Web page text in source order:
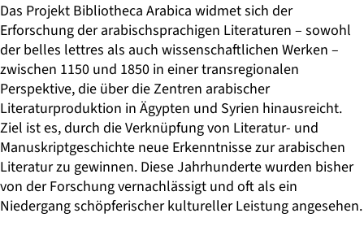
Das Projekt Bibliotheca Arabica widmet sich der
Erforschung der arabischsprachigen Literaturen – sowohl
der belles lettres als auch wissenschaftlichen Werken –
zwischen 1150 und 1850 in einer transregionalen
Perspektive, die über die Zentren arabischer
Literaturproduktion in Ägypten und Syrien hinausreicht.
Ziel ist es, durch die Verknüpfung von Literatur- und
Manuskriptgeschichte neue Erkenntnisse zur arabischen
Literatur zu gewinnen. Diese Jahrhunderte wurden bisher
von der Forschung vernachlässigt und oft als ein
Niedergang schöpferischer kultureller Leistung angesehen.